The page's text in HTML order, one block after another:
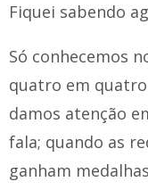
Fiquei sabendo
Só conhecemos
quatro em
damos atenção
fala; quando as
ganham